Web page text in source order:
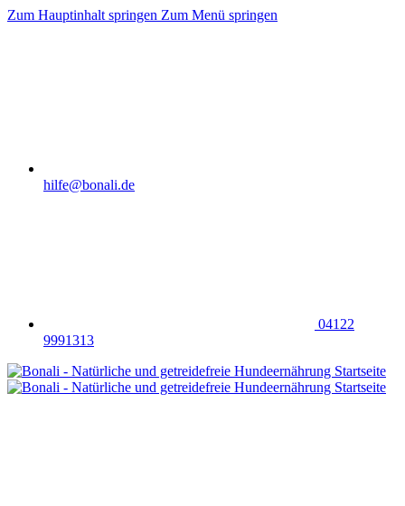
Zum Hauptinhalt springen Zum Menü springen
hilfe@bonali.de
04122
9991313